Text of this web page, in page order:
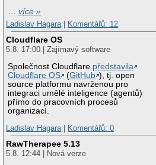
…více »
Ladislav Hagara| Komentářů: 12
Cloudflare OS
5.8. 17:00 | Zajímavý software
Společnost Cloudflare představila
Cloudflare OS
(GitHub ), tj. open
source platformu navrženou pro
integraci umělé inteligence (agentů)
přímo do pracovních procesů
organizací.
Ladislav Hagara| Komentářů: 0
RawTherapee 5.13
5.8. 12:44 | Nová verze